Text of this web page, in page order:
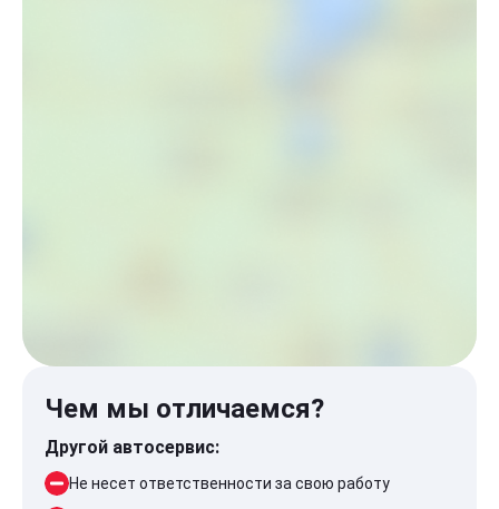
Чем мы отличаемся?
Другой автосервис:
Не несет ответственности за свою работу